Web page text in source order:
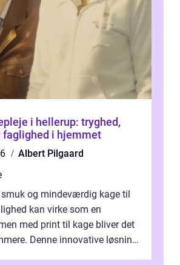
i hellerup: tryghed,
i hjemmet
Albert Pilgaard
smuk og mindeværdig kage til
kan virke som en
med print til kage bliver det
Denne innovative løsning